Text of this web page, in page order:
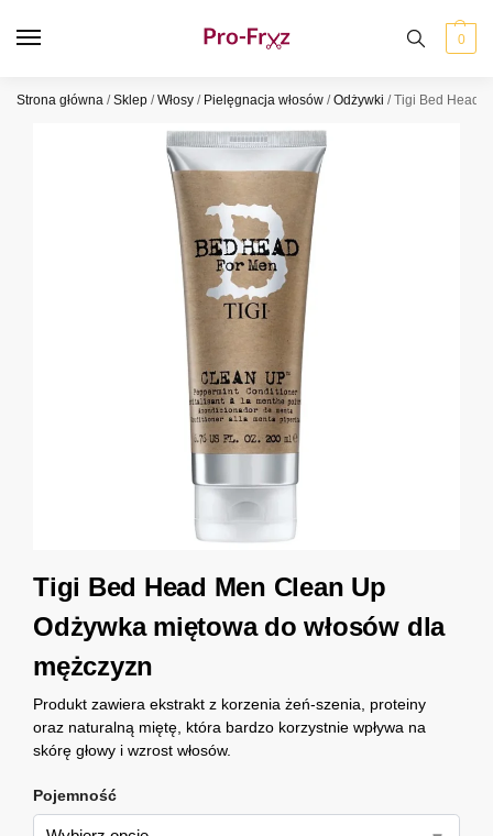
0
Strona główna /Sklep /Włosy / Pielęgnacja włosów /Odżywki /Tigi Bed Head
Tigi Bed Head Men Clean Up
Odżywka miętowa do włosów dla
mężczyzn
Produkt zawiera ekstrakt z korzenia żeń-szenia, proteiny
oraz naturalną miętę, która bardzo korzystnie wpływa na
skórę głowy i wzrost włosów.
Pojemność